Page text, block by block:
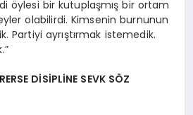
öylesi bir kutuplaşmış bir ortam
olabilirdi. Kimsenin burnunun
Partiyi ayrıştırmak istemedik.
DİSİPLİNE SEVK SÖZ